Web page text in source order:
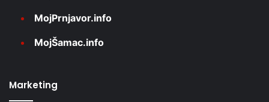
MojPrnjavor.info
MojŠamac.info
Marketing